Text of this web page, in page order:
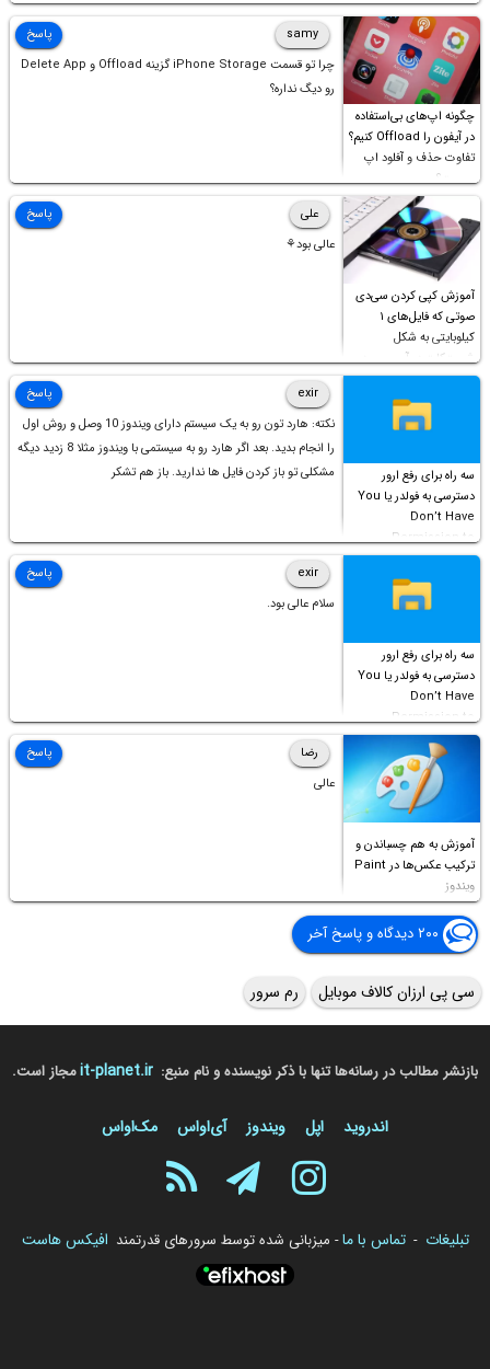
چگونه اپ‌های بی‌استفاده
در آیفون را Offload کنیم؟
تفاوت حذف و آفلود اپ
چیست؟
samy
چرا تو قسمت iPhone Storage گزینه Offload و Delete App
رو دیگ نداره؟
پاسخ
آموزش کپی کردن سی‌دی
صوتی که فایل‌های ۱
کیلوبایتی به شکل
شورت‌کات در آن موجود
است!
علی
عالی بود⚘
پاسخ
سه راه برای رفع ارور
دسترسی به فولدر یا You
Don’t Have
Permission to
Access this folder
exir
نکته: هارد تون رو به یک سیستم دارای ویندوز 10 وصل و روش اول
را انجام بدید. بعد اگر هارد رو به سیستمی با ویندوز مثلا 8 زدید دیگه
مشکلی تو باز کردن فایل ها ندارید. باز هم تشکر
پاسخ
سه راه برای رفع ارور
دسترسی به فولدر یا You
Don’t Have
Permission to
Access this folder
exir
سلام عالی بود.
پاسخ
آموزش به هم چسباندن و
ترکیب عکس‌ها در Paint
ویندوز
رضا
عالی
پاسخ
۲۰۰ دیدگاه و پاسخ آخر
سی پی ارزان کالاف موبایل رم سرور
بازنشر مطالب در رسانه‌ها تنها با ذکر نویسنده و نام منبع: it-planet.irمجاز است.
اندروید اپل ویندوز آی‌او‌اس مک‌او‌اس
تبلیغات - تماس با ما- میزبانی شده توسط سرورهای قدرتمند افیکس هاست